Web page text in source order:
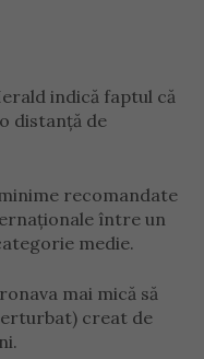
indică faptul că
distanță de
recomandate
între un
medie.
mai mică să
creat de